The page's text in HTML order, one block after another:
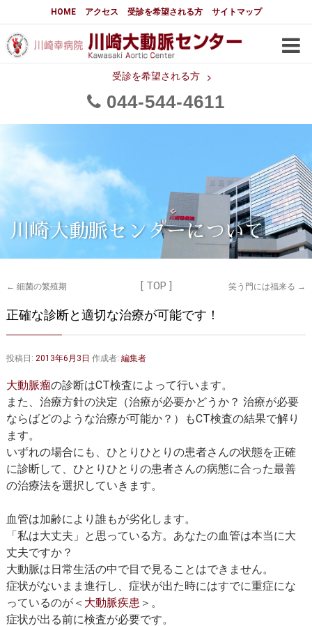
HOME アクセス 受診を希望される方 サイトマップ
受診を希望される方
044 544 4611
大動脈センターについて
はじめに 大動脈センターについて
メディアでの紹介
都道府県別患者マップ 都道府県別紹介病院
大動脈瘤について 基本編
3分でわかる大動脈瘤・大動脈
大動脈瘤
大動脈解離（解離性大動脈瘤）
胸部大動脈瘤の治療
腹部大動脈瘤の治療 急性大動脈解離の治療
大動脈弁・大動脈基部の治療 ステントグラフトによる治療
大動脈瘤について 詳細編
胸部大動脈瘤 胸腹部大動脈瘤
腹部大動脈瘤
ステントグラフトによる治療 年齢・余病
診察をご希望の方へ
大動脈瘤を指摘されたら？ 診療の流れ
遠方から来院される方は？ 外来予約について
川崎大動脈センターについて
← 細菌の繁殖期 [ TOP ] 笑う門には福来る →
正確な診断と適切な治療が可能です！
投稿日: 2013年6月3日 作成者: 編集者
大動脈瘤の診断はCT検査によって行います。
また、治療方針の決定（治療が必要かどうか？ 治療が必要
ならばどのような治療が可能か？）もCT検査の結果で解り
ます。
いずれの場合にも、ひとりひとりの患者さんの状態を正確
に診断して、ひとりひとりの患者さんの病態に合った最善
の治療法を選択していきます。
血管は加齢により誰もが劣化します。
「私は大丈夫」と思っている方。あなたの血管は本当に大
丈夫ですか？
大動脈は日常生活の中で目で見ることはできません。
症状がないまま進行し、症状が出た時にはすでに重症にな
っているのが＜ 大動脈疾患 ＞。
症状が出る前に検査が必要です。